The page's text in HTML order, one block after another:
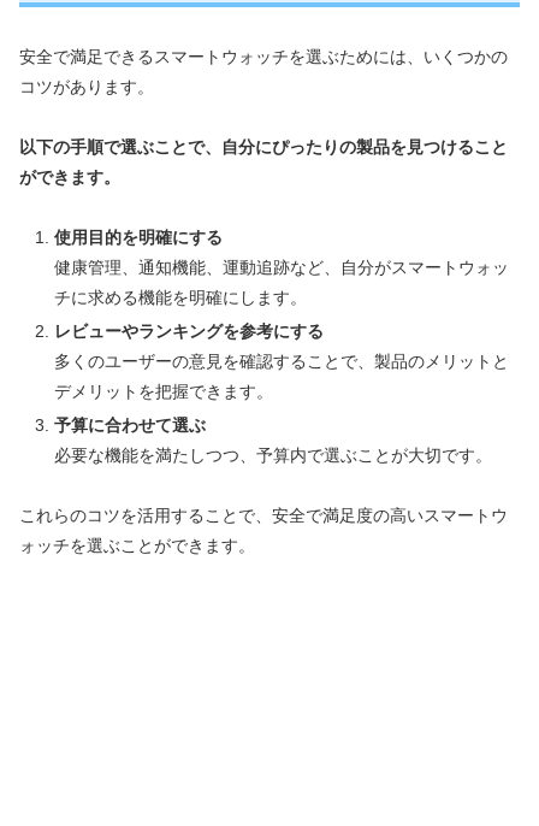
安全で満足できるスマートウォッチを選ぶためには、いくつかの
コツがあります。
以下の手順で選ぶことで、自分にぴったりの製品を見つけること
ができます。
使用目的を明確にする
健康管理、通知機能、運動追跡など、自分がスマートウォッ
チに求める機能を明確にします。
レビューやランキングを参考にする
多くのユーザーの意見を確認することで、製品のメリットと
デメリットを把握できます。
予算に合わせて選ぶ
必要な機能を満たしつつ、予算内で選ぶことが大切です。
これらのコツを活用することで、安全で満足度の高いスマートウ
ォッチを選ぶことができます。